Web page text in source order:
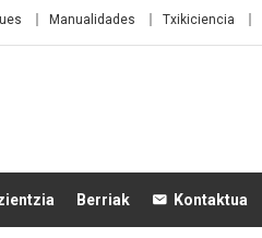
Manualidades Txikiciencia
Berriak Kontaktua